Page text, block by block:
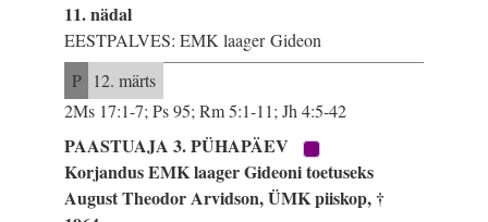
11. nädal
EESTPALVES: EMK laager Gideon
P 12. märts
2Ms 17:1-7; Ps 95; Rm 5:1-11; Jh 4:5-42
PAASTUAJA 3. PÜHAPÄEV
Korjandus EMK laager Gideoni toetuseks
August Theodor Arvidson, ÜMK piiskop, †